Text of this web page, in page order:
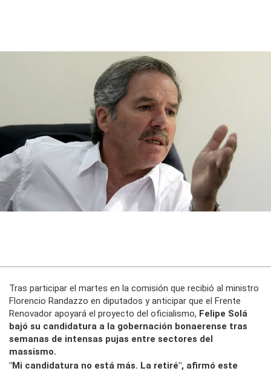
Tras participar el martes en la comisión que recibió al ministro
Florencio Randazzo en diputados y anticipar que el Frente
Renovador apoyará el proyecto del oficialismo, Felipe Solá
bajó su candidatura a la gobernación bonaerense tras
semanas de intensas pujas entre sectores del
massismo.
"Mi candidatura no está más. La retiré", afirmó este